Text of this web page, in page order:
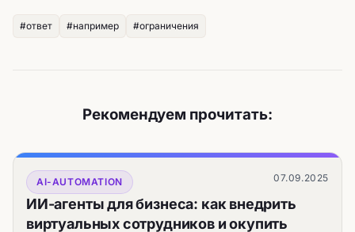
#ответ #например #ограничения
Рекомендуем прочитать:
AI-AUTOMATION 07.09.2025
ИИ-агенты для бизнеса: как внедрить
виртуальных сотрудников и окупить